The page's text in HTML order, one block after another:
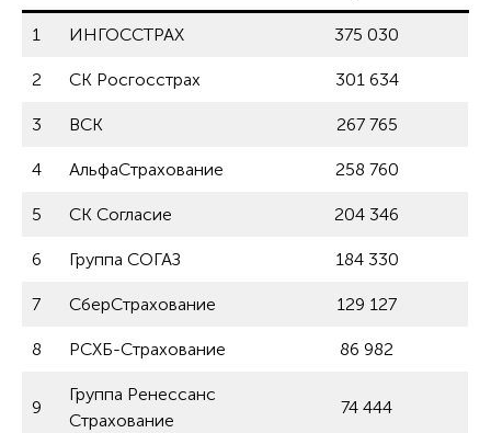
1 ИНГОССТРАХ 375 030
2 СК Росгосстрах 301 634
3 ВСК 267 765
4 АльфаСтрахование 258 760
5 СК Согласие 204 346
6 Группа СОГАЗ 184 330
7 СберСтрахование 129 127
8 РСХБ-Страхование 86 982
9
Группа Ренессанс
Страхование
74 444